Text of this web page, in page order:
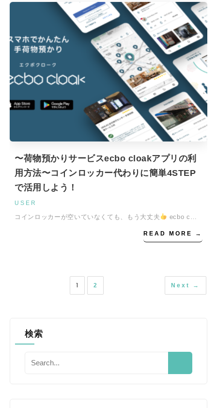
〜荷物預かりサービスecbo cloakアプリの利
用方法〜コインロッカー代わりに簡単4STEP
で活用しよう！
USER
コインロッカーが空いていなくても、もう大丈夫 ecbo c…
READ MORE →
1 2 Next →
検索